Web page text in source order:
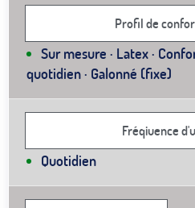
Profil de
Sur mesure · Latex ·
quotidien · Galonné (fixe)
Fréqiuence
Quotidien